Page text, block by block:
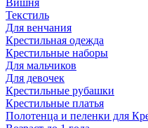
Вишня
Текстиль
Для венчания
Крестильная одежда
Крестильные наборы
Для мальчиков
Для девочек
Крестильные рубашки
Крестильные платья
Полотенца и пеленки для